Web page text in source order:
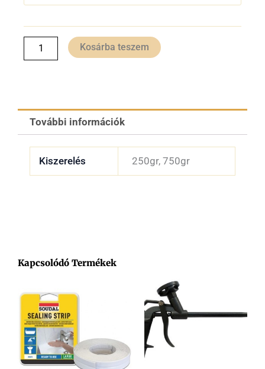
6
378 Ft
Kosárba teszem
További információk
Kiszerelés 250gr, 750gr
Kapcsolódó Termékek